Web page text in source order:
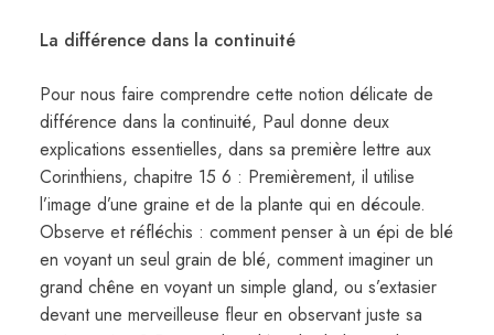
La différence dans la continuité
Pour nous faire comprendre cette notion délicate de
différence dans la continuité, Paul donne deux
explications essentielles, dans sa première lettre aux
Corinthiens, chapitre 15 6 : Premièrement, il utilise
l’image d’une graine et de la plante qui en découle.
Observe et réfléchis : comment penser à un épi de blé
en voyant un seul grain de blé, comment imaginer un
grand chêne en voyant un simple gland, ou s’extasier
devant une merveilleuse fleur en observant juste sa